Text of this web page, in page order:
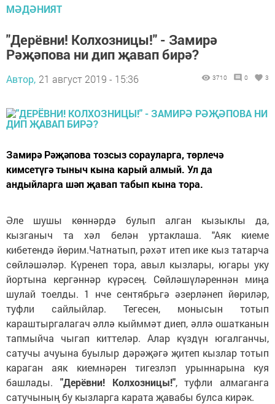
МӘДӘНИЯТ
"Дерёвни! Колхозницы!" - Замирә
Рәҗәпова ни дип җавап бирә?
Автор, 21 август 2019 - 15:36 3710 0 3
Замирә Рәҗәпова тозсыз сорауларга, төрлечә
кимсетүгә тыныч кына карый алмый. Ул да
андыйларга шәп җавап табып кына тора.
Әле шушы көннәрдә булып алган кызыклы да,
кызганыч та хәл белән уртаклаша. "Аяк киеме
кибетендә йөрим.Чатнатып, рәхәт итеп ике кыз татарча
сөйләшәләр. Күренеп тора, авыл кызлары, югары уку
йортына кергәннәр күрәсең. Сөйләшүләреннән миңа
шулай тоелды. 1 нче сентябрьгә әзерләнеп йөриләр,
туфли сайлыйлар. Тегесен, монысын тотып
караштыргалагач әллә кыйммәт диеп, әллә ошатканын
тапмыйча чыгап киттеләр. Алар күздүн югалганчы,
сатучы ачуына буылыр дәрәҗәгә җитеп кызлар тотып
караган аяк киемнәрен тигезлэп урыннарына куя
башлады. "Дерёвни! Колхозницы!", туфли алмаганга
сатучының бу кызларга карата җавабы булса кирәк.